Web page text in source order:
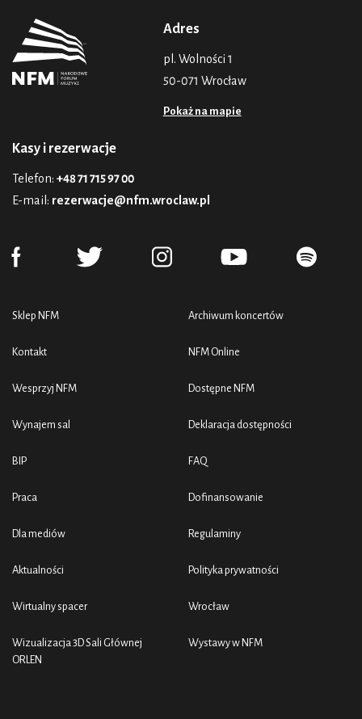
Adres
pl. Wolności 1
50-071 Wrocław
Pokaż na mapie
Kasy i rezerwacje
Telefon: +48 71 715 97 00
E-mail: rezerwacje@nfm.wroclaw.pl
Sklep NFM
Kontakt
Wesprzyj NFM
Wynajem sal
BIP
Praca
Dla mediów
Aktualności
Wirtualny spacer
Wizualizacja 3D Sali Głównej
ORLEN
Archiwum koncertów
NFM Online
Dostępne NFM
Deklaracja dostępności
FAQ
Dofinansowanie
Regulaminy
Polityka prywatności
Wrocław
Wystawy w NFM